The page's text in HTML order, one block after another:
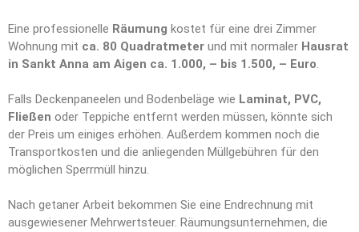
Eine professionelle Räumung kostet für eine drei Zimmer
Wohnung mit ca. 80 Quadratmeter und mit normaler Hausrat
in Sankt Anna am Aigen ca. 1.000, – bis 1.500, – Euro.
Falls Deckenpaneelen und Bodenbeläge wie Laminat, PVC,
Fließen oder Teppiche entfernt werden müssen, könnte sich
der Preis um einiges erhöhen. Außerdem kommen noch die
Transportkosten und die anliegenden Müllgebühren für den
möglichen Sperrmüll hinzu.
Nach getaner Arbeit bekommen Sie eine Endrechnung mit
ausgewiesener Mehrwertsteuer. Räumungsunternehmen, die